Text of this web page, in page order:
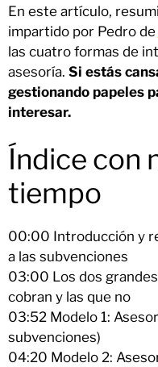
En este artículo,
impartido por Pedro de
las cuatro formas de
asesoría. Si estás
gestionando papeles
interesar.
Índice con
tiempo
00:00 Introducción y
a las subvenciones
03:00 Los dos
cobran y las que no
03:52 Modelo 1:
subvenciones)
04:20 Modelo 2: